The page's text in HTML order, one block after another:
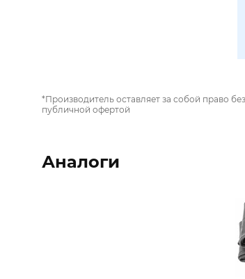
*Производитель оставляет за собой право
публичной офертой
Аналоги